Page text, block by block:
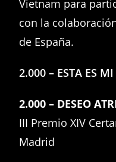
Vietnam para
con la
de España.
2.000 – ESTA ES
2.000 – DESEO
III Premio XIV
Madrid